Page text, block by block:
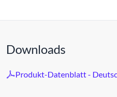
Downloads
Produkt-Datenblatt -